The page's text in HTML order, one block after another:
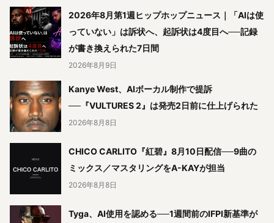
2026年8月第1週ヒップホップニュース｜「AIは使
っていない」は訴状へ、起訴状は4度目へ──記録
が書き換えられた7日間
2026年8月9日
Kanye West、AIボーカル制作で提訴
──『VULTURES 2』は発売2日前に仕上げられた
2026年8月8日
CHICO CARLITO『紅碧』8月10日配信──9曲の
ミックス／マスタリングをA-KAYが担当
2026年8月8日
Tyga、AI使用を認める──1週間前のIFPI新基準が